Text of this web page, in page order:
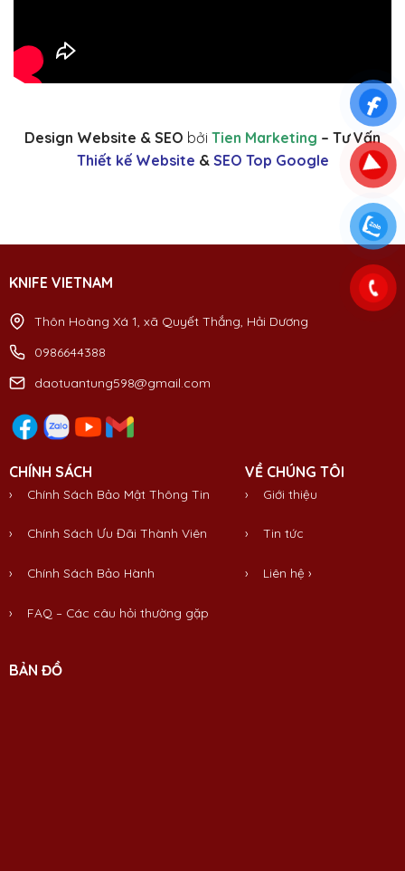
Design Website & SEO bởi Tien Marketing – Tư Vấn
Thiết kế Website & SEO Top Google
KNIFE VIETNAM
Thôn Hoàng Xá 1, xã Quyết Thắng, Hải Dương
0986644388
daotuantung598@gmail.com
CHÍNH SÁCH
› Chính Sách Bảo Mật Thông Tin
› Chính Sách Ưu Đãi Thành Viên
› Chính Sách Bảo Hành
› FAQ – Các câu hỏi thường gặp
VỀ CHÚNG TÔI
› Giới thiệu
›Tin tức
› Liên hệ ›
BẢN ĐỒ